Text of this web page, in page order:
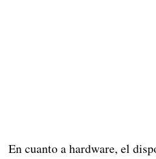
En cuanto a hardware, el